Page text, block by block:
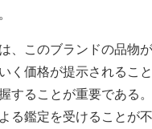
、このブランドの品物
く価格が提示されるこ
することが重要である
る鑑定を受けることが